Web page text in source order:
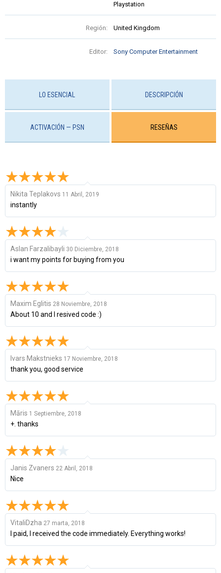
Playstation
Región: United Kingdom
Editor: Sony Computer Entertainment
LO ESENCIAL DESCRIPCIÓN
ACTIVACIÓN — PSN RESEÑAS
Nikita Teplakovs 11 Abril, 2019
instantly
Aslan Farzalibayli 30 Diciembre, 2018
i want my points for buying from you
Maxim Eglitis 28 Noviembre, 2018
About 10 and I resived code :)
Ivars Makstnieks 17 Noviembre, 2018
thank you, good service
Māris 1 Septiembre, 2018
+. thanks
Janis Zvaners 22 Abril, 2018
Nice
VitaliDzha 27 marta, 2018
I paid, I received the code immediately. Everything works!